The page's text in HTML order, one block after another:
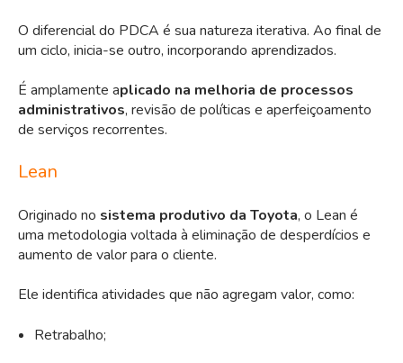
O diferencial do PDCA é sua natureza iterativa. Ao final de
um ciclo, inicia-se outro, incorporando aprendizados.
É amplamente aplicado na melhoria de processos
administrativos, revisão de políticas e aperfeiçoamento
de serviços recorrentes.
Lean
Originado no sistema produtivo da Toyota, o Lean é
uma metodologia voltada à eliminação de desperdícios e
aumento de valor para o cliente.
Ele identifica atividades que não agregam valor, como:
Retrabalho;